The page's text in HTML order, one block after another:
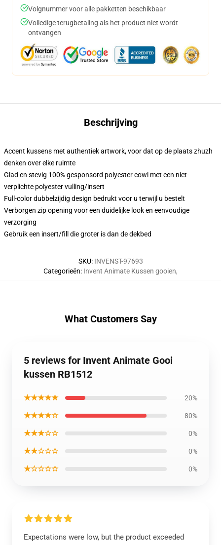
Volgnummer voor alle pakketten beschikbaar
Volledige terugbetaling als het product niet wordt
ontvangen
Beschrijving
Accent kussens met authentiek artwork, voor dat op de plaats zhuzh
denken over elke ruimte
Glad en stevig 100% gesponsord polyester cowl met een niet-
verplichte polyester vulling/insert
Full-color dubbelzijdig design bedrukt voor u terwijl u bestelt
Verborgen zip opening voor een duidelijke look en eenvoudige
verzorging
Gebruik een insert/fill die groter is dan de dekbed
SKU: INVENST-97693
Categorieën: Invent Animate Kussen gooien,
What Customers Say
5 reviews for Invent Animate Gooi
kussen RB1512
★★★★★ 20%
★★★★☆ 80%
★★★☆☆ 0%
★★☆☆☆ 0%
★☆☆☆☆ 0%
Expectations were low, but the product exceeded